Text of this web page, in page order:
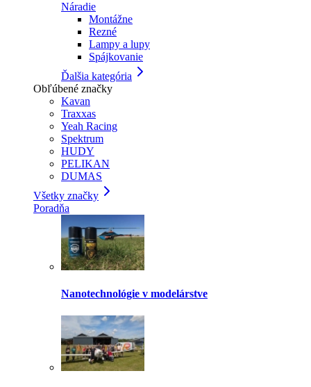
Náradie
Montážne
Rezné
Lampy a lupy
Spájkovanie
Ďalšia kategória
Obľúbené značky
Kavan
Traxxas
Yeah Racing
Spektrum
HUDY
PELIKAN
DUMAS
Všetky značky
Poradňa
Nanotechnológie v modelárstve